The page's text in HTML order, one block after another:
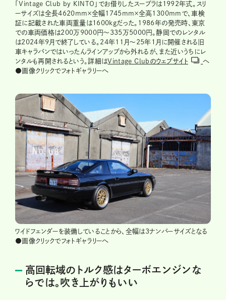
「Vintage Club by KINTO」でお借りしたスープラは1992年式。スリ
ーサイズは全長4620mm×全幅1745mm×全高1300mmで、車検
証に記載された車両重量は1600kgだった。1986年の発売時、東京
での車両価格は200万9000円～335万5000円。静岡でのレンタル
は2024年9月で終了している。24年11月～25年1月に開催される旧
車キャラバンではいったんラインアップから外れるが、また近いうちにレ
ンタルも再開されるという。詳細はVintage Clubのウェブサイト
へ
●画像クリックでフォトギャラリーへ
ワイドフェンダーを装備していることから、全幅は3ナンバーサイズとなる
●画像クリックでフォトギャラリーへ
高回転域のトルク感はターボエンジンな
らでは。吹き上がりもいい